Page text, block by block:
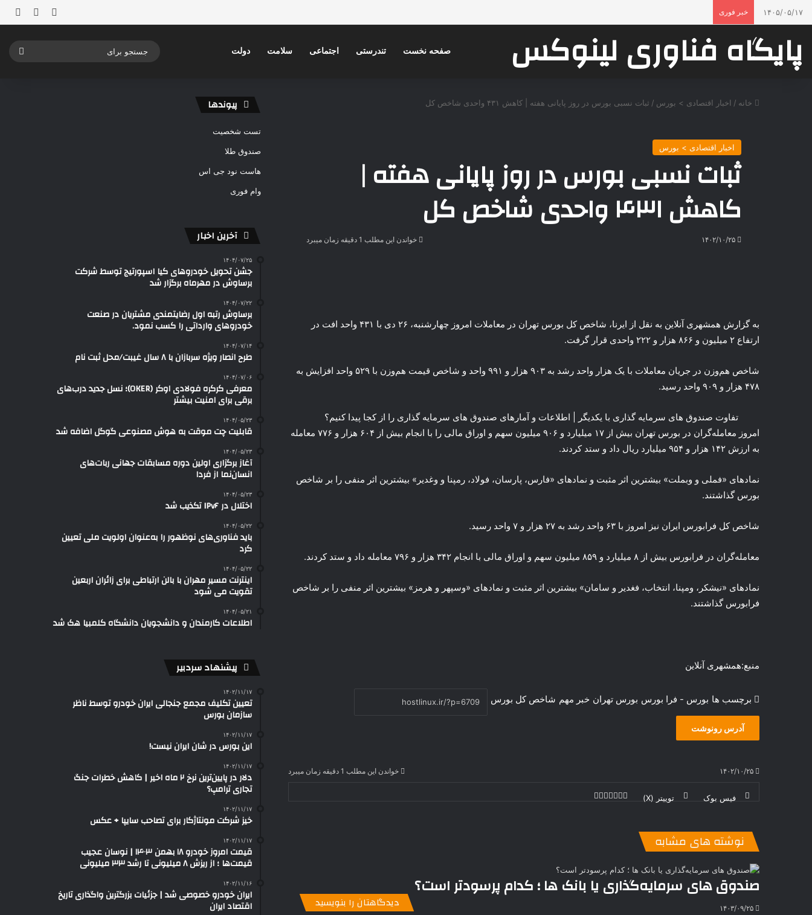
۱۴۰۵/۰۵/۱۷ خبر فوری ورود نوشته
پایگاه فناوری لینوکس صفحه نخست تندرستی اجتماعی سلامت دولت
خانه / اخبار اقتصادی > بورس / ثبات نسبی بورس در روز پایانی هفته | کاهش ۴۳۱ واحدی شاخص کل
اخبار اقتصادی > بورس
ثبات نسبی بورس در روز پایانی هفته |
کاهش ۴۳۱ واحدی شاخص کل
۱۴۰۲/۱۰/۲۵ خواندن این مطلب 1 دقیقه زمان میبرد
به گزارش همشهری آنلاین به نقل از ایرنا، شاخص کل بورس تهران در معاملات امروز چهارشنبه، ۲۶ دی با ۴۳۱ واحد افت در
ارتفاع ۲ میلیون و ۸۶۶ هزار و ۲۲۲ واحدی قرار گرفت.
شاخص هم‌وزن در جریان معاملات با یک هزار واحد رشد به ۹۰۳ هزار و ۹۹۱ واحد و شاخص قیمت هم‌وزن با ۵۲۹ واحد افزایش به
۴۷۸ هزار و ۹۰۹ واحد رسید.
تفاوت صندوق‌ های سرمایه‌ گذاری با یکدیگر | اطلاعات و آمارهای صندوق‌ های سرمایه‌ گذاری را از کجا پیدا کنیم؟
امروز معامله‌گران در بورس تهران بیش از ۱۷ میلیارد و ۹۰۶ میلیون سهم و اوراق مالی را با انجام بیش از ۶۰۴ هزار و ۷۷۶ معامله
به ارزش ۱۴۲ هزار و ۹۵۴ میلیارد ریال داد و ستد کردند.
نمادهای «فملی و وبملت» بیشترین اثر مثبت و نمادهای «فارس، پارسان، فولاد، رمپنا و وغدیر» بیشترین اثر منفی را بر شاخص
بورس گذاشتند.
شاخص کل فرابورس ایران نیز امروز با ۶۳ واحد رشد به ۲۷ هزار و ۷ واحد رسید.
معامله‌گران در فرابورس بیش از ۸ میلیارد و ۸۵۹ میلیون سهم و اوراق مالی با انجام ۳۴۲ هزار و ۷۹۶ معامله داد و ستد کردند.
نمادهای «نیشکر، ومپنا، انتخاب، فغدیر و سامان» بیشترین اثر مثبت و نمادهای «وسپهر و هرمز» بیشترین اثر منفی را بر شاخص
فرابورس گذاشتند.
منبع:همشهری آنلاین
برچسب ها بورس - فرا بورس بورس تهران خبر مهم شاخص کل بورس
آدرس رونوشت
۱۴۰۲/۱۰/۲۵ خواندن این مطلب 1 دقیقه زمان میبرد
فیس بوک توییتر (X)
ن
ر
س
ت
a
k
م
ه
نوشته های مشابه
صندوق‌ های سرمایه‌گذاری یا بانک‌ ها ؛ کدام پرسودتر است؟
۱۴۰۳/۰۹/۲۵ دیدگاهتان را بنویسید
پیوندها
تست شخصیت
صندوق طلا
هاست نود جی اس
وام فوری
آخرین اخبار
۱۴۰۴/۰۷/۲۵
جشن تحویل خودروهای کیا اسپورتیج توسط شرکت
برساوش در مهرماه برگزار شد
۱۴۰۴/۰۷/۲۲
برساوش رتبه اول رضایتمندی مشتریان در صنعت
خودروهای وارداتی را کسب نمود.
۱۴۰۴/۰۷/۱۴
طرح انصار ویژه سربازان با ۸ سال غیبت/محل ثبت نام
۱۴۰۴/۰۷/۰۶
معرفی کرکره فولادی اوکر (OKER)؛ نسل جدید درب‌های
برقی برای امنیت بیشتر
۱۴۰۴/۰۵/۲۳
قابلیت چت موقت به هوش مصنوعی گوگل اضافه شد
۱۴۰۴/۰۵/۲۳
آغاز برگزاری اولین دوره مسابقات جهانی ربات‌های
انسان‌نما از فردا
۱۴۰۴/۰۵/۲۳
اختلال در IPv۶ تکذیب شد
۱۴۰۴/۰۵/۲۲
باید فناوری‌های نوظهور را به‌عنوان اولویت ملی تعیین
کرد
۱۴۰۴/۰۵/۲۲
اینترنت مسیر مهران با بالن ارتباطی برای زائران اربعین
تقویت می شود
۱۴۰۴/۰۵/۲۱
اطلاعات کارمندان و دانشجویان دانشگاه کلمبیا هک شد
پیشنهاد سردبیر
۱۴۰۲/۱۱/۱۷
تعیین تکلیف مجمع جنجالی ایران خودرو توسط ناظر
سازمان بورس
۱۴۰۲/۱۱/۱۷
این بورس در شان ایران نیست!
۱۴۰۲/۱۱/۱۷
دلار در پایین‌ترین نرخ ۲ ماه اخیر | کاهش خطرات جنگ
تجاری ترامپ؟
۱۴۰۲/۱۱/۱۷
خیز شرکت مونتاژکار برای تصاحب سایپا + عکس
۱۴۰۲/۱۱/۱۷
قیمت امروز خودرو ۱۸ بهمن ۱۴۰۳ | نوسان عجیب
قیمت‌ها ؛ از ریزش ۸ میلیونی تا رشد ۳۳ میلیونی
۱۴۰۲/۱۱/۱۶
ایران خودرو خصوصی شد | جزئیات بزرگترین واگذاری تاریخ
اقتصاد ایران